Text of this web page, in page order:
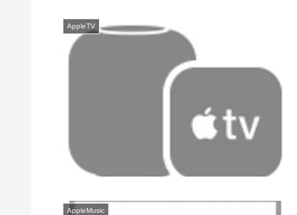
AppleTV
AppleMusic